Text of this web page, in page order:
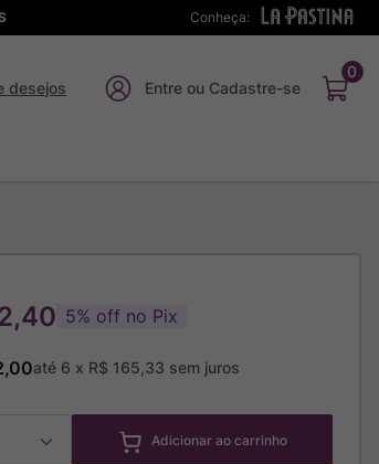
Conheça:
desejos
0
5% off no Pix
,00até 6 x R$ 165,33 sem juros
Adicionar ao carrinho